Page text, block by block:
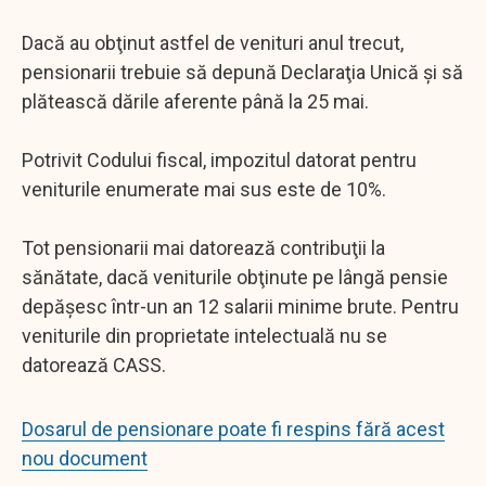
Dacă au obţinut astfel de venituri anul trecut,
pensionarii trebuie să depună Declaraţia Unică şi să
plătească dările aferente până la 25 mai.
Potrivit Codului fiscal, impozitul datorat pentru
veniturile enumerate mai sus este de 10%.
Tot pensionarii mai datorează contribuţii la
sănătate, dacă veniturile obţinute pe lângă pensie
depăşesc într-un an 12 salarii minime brute. Pentru
veniturile din proprietate intelectuală nu se
datorează CASS.
Dosarul de pensionare poate fi respins fără acest
nou document